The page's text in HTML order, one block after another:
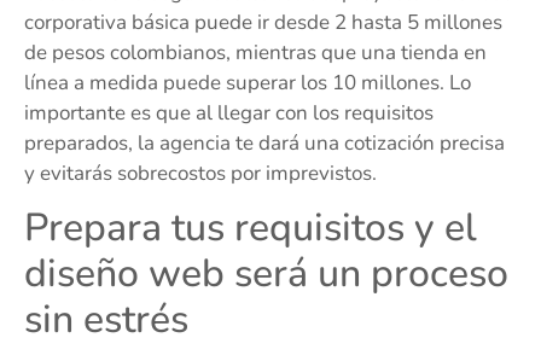
corporativa básica puede ir desde 2 hasta 5 millones
de pesos colombianos, mientras que una tienda en
línea a medida puede superar los 10 millones. Lo
importante es que al llegar con los requisitos
preparados, la agencia te dará una cotización precisa
y evitarás sobrecostos por imprevistos.
Prepara tus requisitos y el
diseño web será un proceso
sin estrés